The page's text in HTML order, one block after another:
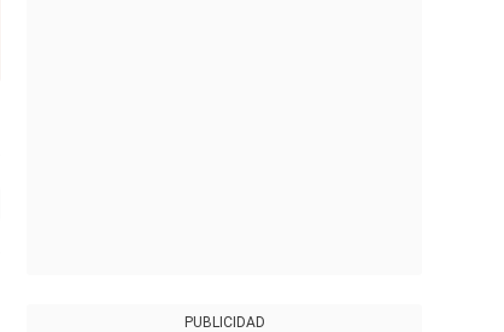
PUBLICIDAD